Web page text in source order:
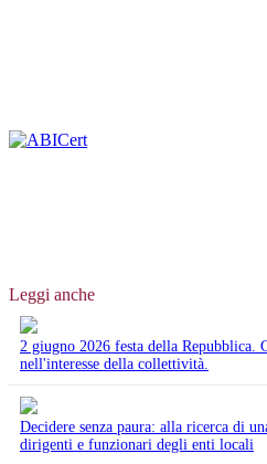
Leggi anche
2 giugno 2026 festa della Repubblica.
nell'interesse della collettività.
Decidere senza paura: alla ricerca di
dirigenti e funzionari degli enti locali